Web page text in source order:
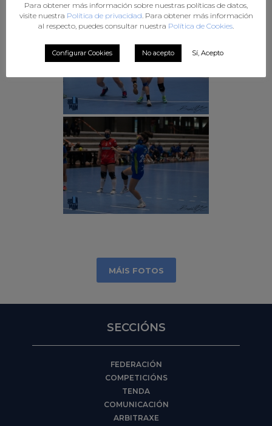
MÁIS FOTOS
SECCIÓNS
FEDERACIÓN
COMPETICIÓNS
TENDA
COMUNICACIÓN
ARBITRAXE
Para obtener más información sobre nuestras políticas de datos,
visite nuestra Política de privacidad. Para obtener más información
al respecto, puedes consultar nuestra Política de Cookies.
Configurar Cookies No acepto Sí, Acepto